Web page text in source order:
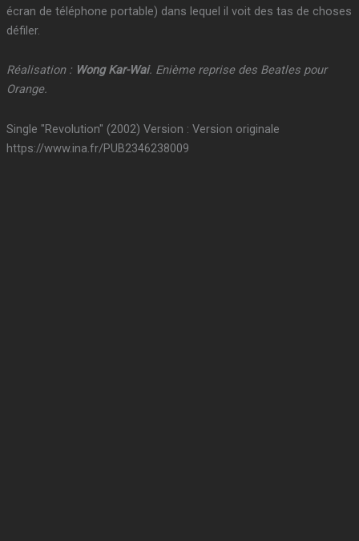
écran de téléphone portable) dans lequel il voit des tas de choses
défiler.
Réalisation : Wong Kar-Wai. Enième reprise des Beatles pour
Orange.
Single "Revolution" (2002) Version : Version originale
https://www.ina.fr/PUB2346238009